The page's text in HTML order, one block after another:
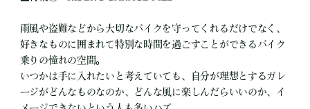
雨風や盗難などから大切なバイクを守ってくれるだけでなく、
好きなものに囲まれて特別な時間を過ごすことができるバイク
乗りの憧れの空間。
いつかは手に入れたいと考えていても、自分が理想とするガレ
ージがどんなものなのか、どんな風に楽しんだらいいのか、イ